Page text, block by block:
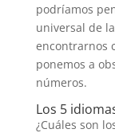
podríamos
universal de
encontrarnos
ponemos a
números.
Los 5
¿Cuáles son